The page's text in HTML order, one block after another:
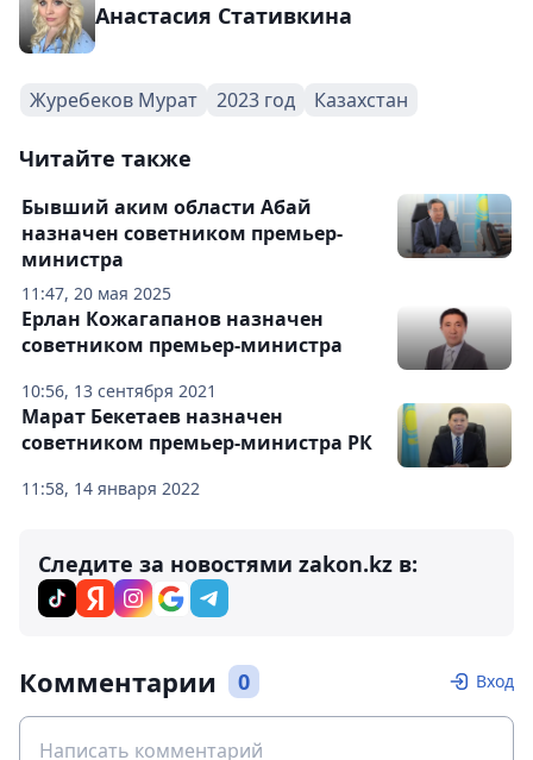
Анастасия Стативкина
Журебеков Мурат 2023 год Казахстан
Читайте также
11:47, 20 мая 2025
Бывший аким области Абай
назначен советником премьер-
министра
10:56, 13 сентября 2021
Ерлан Кожагапанов назначен
советником премьер-министра
11:58, 14 января 2022
Марат Бекетаев назначен
советником премьер-министра РК
Следите за новостями zakon.kz в:
Комментарии 0 Вход